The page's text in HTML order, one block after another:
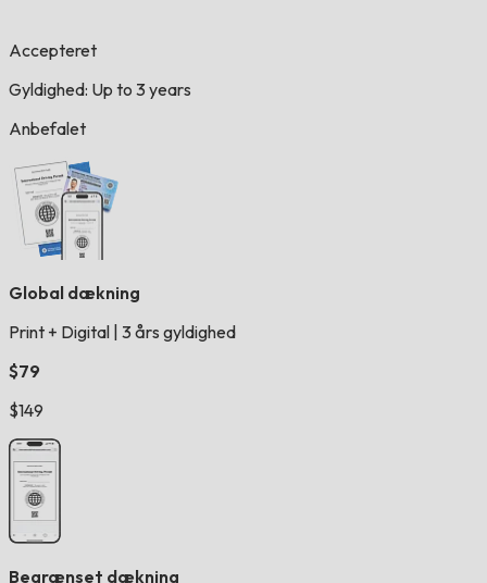
Accepteret
Gyldighed: Up to 3 years
Anbefalet
Global dækning
Print + Digital 3 års gyldighed
$79
$149
Begrænset dækning